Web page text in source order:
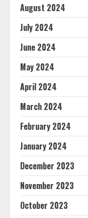
August 2024
July 2024
June 2024
May 2024
April 2024
March 2024
February 2024
January 2024
December 2023
November 2023
October 2023